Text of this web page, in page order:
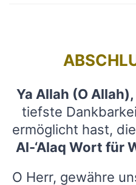
Ya Allah (O Allah),
tiefste
ermöglicht hast,
Al-‘Alaq Wort für
O Herr, gewähre